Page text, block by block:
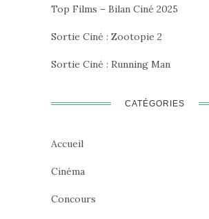
Top Films – Bilan Ciné 2025
Sortie Ciné : Zootopie 2
Sortie Ciné : Running Man
CATÉGORIES
Accueil
Cinéma
Concours